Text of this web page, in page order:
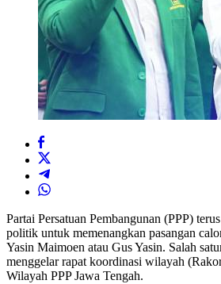
Partai Persatuan Pembangunan (PPP)
politik untuk memenangkan pasangan
Yasin Maimoen atau Gus Yasin. Salah
menggelar rapat koordinasi wilayah
Wilayah PPP Jawa Tengah.